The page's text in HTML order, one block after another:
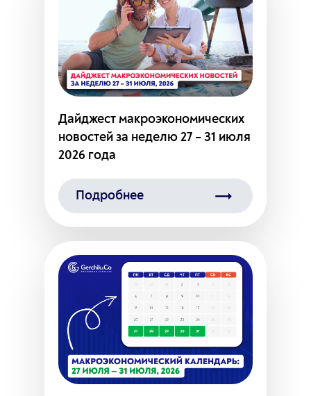
Дайджест макроэкономических
новостей за неделю 27 – 31 июля
2026 года
Подробнее